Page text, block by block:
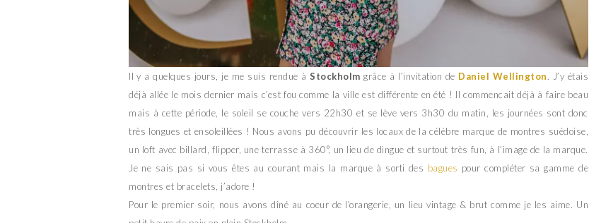
Il y a quelques jours, je me suis rendue àStockholm grâce à l’invitation de Daniel Wellington. J’y étais
déjà allée le mois dernier mais c’est fou comme la ville est différente en été ! Il commencait déjà à faire beau
mais à cette période, le soleil se couche vers 22h30 et se lève vers 3h30 du matin, les journées sont donc
très longues et ensoleillées ! Nous avons pu découvrir les locaux de la célèbre marque de montres suédoise,
un loft avec billard, flipper, une terrasse à 360°, un lieu de dingue et surtout très fun, à l’image de la marque.
Je ne sais pas si vous êtes au courant mais la marque à sorti des bagues pour compléter sa gamme de
montres et bracelets, j’adore !
Pour le premier soir, nous avons dîné au coeur de l’orangerie, un lieu vintage & brut comme je les aime. Un